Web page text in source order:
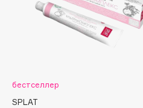
Banderas
Basicare
бестселлер
SPLAT